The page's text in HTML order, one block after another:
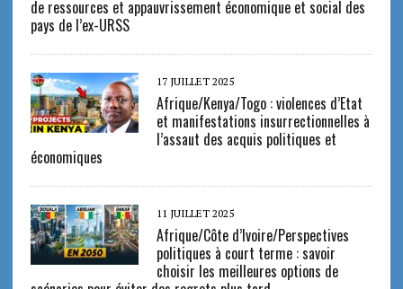
de ressources et appauvrissement économique et social des
pays de l’ex-URSS
17 JUILLET 2025
Afrique/Kenya/Togo : violences d’Etat
et manifestations insurrectionnelles à
l’assaut des acquis politiques et
économiques
11 JUILLET 2025
Afrique/Côte d’Ivoire/Perspectives
politiques à court terme : savoir
choisir les meilleures options de